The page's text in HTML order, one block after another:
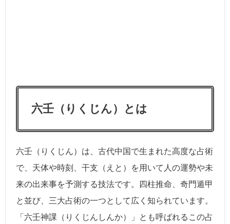
六壬（りくじん）とは
六壬（りくじん）は、古代中国で生まれた高度な占術
で、天体や時刻、干支（えと）を用いて人の運勢や未
来の出来事を予測する技法です。四柱推命、奇門遁甲
と並び、三大占術の一つとして広く知られています。
「六壬神課（りくじんしんか）」とも呼ばれるこの占